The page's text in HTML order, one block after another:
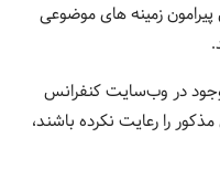
پیرامون زمینه های موضوعی
در وب‌سایت کنفرانس
را رعایت نکرده باشند،